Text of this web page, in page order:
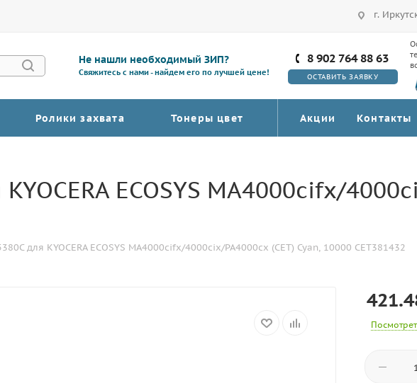
г.
Не нашли необходимый ЗИП?
Свяжитесь с нами - найдем его по лучшей цене!
8 902 764 88 63
ОСТАВИТЬ ЗАЯВКУ
Ролики захвата Тонеры цвет Акции Контакты
ECOSYS MA4000cifx/
для KYOCERA ECOSYS MA4000cifx/4000cix/PA4000cx (CET) Cyan, 10000 CET381432